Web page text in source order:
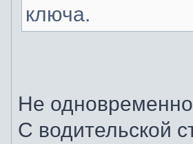
ключа.
Не
С водительской